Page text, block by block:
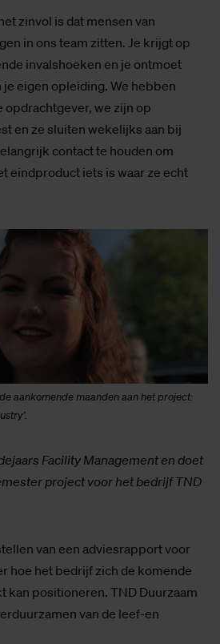
zinvol is dat mensen van
in ons team zitten. Je krijgt op
invalshoeken en je ontmoet
eigen opleiding. We hebben
opdrachtgever, we zijn op
en ze sluiten wekelijks aan bij
contact te houden om
eindproduct iets is waar ze echt
aankomende maanden aan het project:
Facility Management en doet
project voor het bedrijf TND
van een adviesrapport voor
hoe het bedrijf zich de komende
kan positioneren. TND Duurzaam
van de leef-en